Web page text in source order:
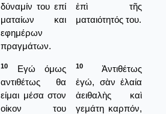
δύναμίν του επί
ματαίων και
εφημέρων
πραγμάτων.
ἐπὶ τῆς
ματαιότητός του.
10
Εγώ όμως
αντιθέτως θα
είμαι μέσα στον
οίκον του
10
Ἀντιθέτως
ἐγώ, σὰν ἐλαία
ἀειθαλὴς καὶ
γεμάτη καρπόν,